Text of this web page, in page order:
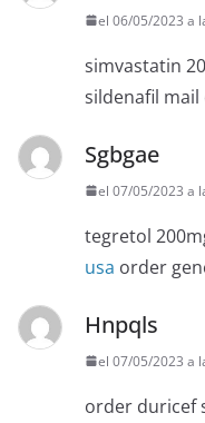
el 06/05/2023 a
simvastatin
sildenafil
Sgbgae
el 07/05/2023 a
tegretol
usa order
Hnpqls
el 07/05/2023 a
order duricef